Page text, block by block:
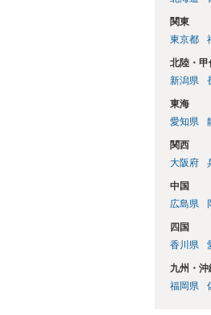
関東
東京都
北陸・甲
新潟県
東海
愛知県
関西
大阪府
中国
広島県
四国
香川県
九州・沖
福岡県